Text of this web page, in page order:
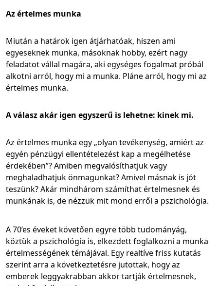
Az értelmes munka
Miután a határok igen átjárhatóak, hiszen ami
egyeseknek munka, másoknak hobby, ezért nagy
feladatot vállal magára, aki egységes fogalmat próbál
alkotni arról, hogy mi a munka. Pláne arról, hogy mi az
értelmes munka.
A válasz akár igen egyszerű is lehetne: kinek mi.
Az értelmes munka egy „olyan tevékenység, amiért az
egyén pénzügyi ellentételezést kap a megélhetése
érdekében”? Amiben megvalósíthatjuk vagy
meghaladhatjuk önmagunkat? Amivel másnak is jót
teszünk? Akár mindhárom számíthat értelmesnek és
munkának is, de nézzük mit mond erről a pszichológia.
A 70’es éveket követően egyre több tudományág,
köztük a pszichológia is, elkezdett foglalkozni a munka
értelmességének témájával. Egy realtíve friss kutatás
szerint arra a következtetésre jutottak, hogy az
emberek leggyakrabban akkor tartják értelmesnek,